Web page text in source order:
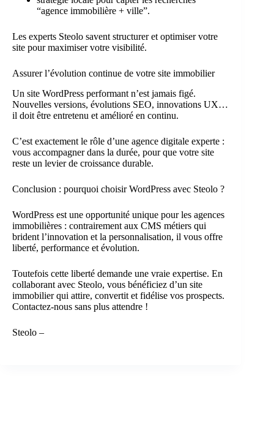
“agence immobilière + ville”.
Les experts Steolo savent structurer et optimiser votre
site pour maximiser votre visibilité.
Assurer l’évolution continue de votre site immobilier
Un site WordPress performant n’est jamais figé.
Nouvelles versions, évolutions SEO, innovations UX…
il doit être entretenu et amélioré en continu.
C’est exactement le rôle d’une agence digitale experte :
vous accompagner dans la durée, pour que votre site
reste un levier de croissance durable.
Conclusion : pourquoi choisir WordPress avec Steolo ?
WordPress est une opportunité unique pour les agences
immobilières : contrairement aux CMS métiers qui
brident l’innovation et la personnalisation, il vous offre
liberté, performance et évolution.
Toutefois cette liberté demande une vraie expertise. En
collaborant avec Steolo, vous bénéficiez d’un site
immobilier qui attire, convertit et fidélise vos prospects.
Contactez-nous sans plus attendre !
Steolo –